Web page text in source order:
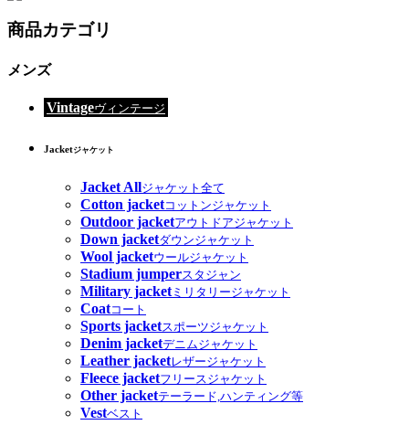
商品カテゴリ
メンズ
Vintageヴィンテージ
Jacketジャケット
Jacket Allジャケット全て
Cotton jacketコットンジャケット
Outdoor jacketアウトドアジャケット
Down jacketダウンジャケット
Wool jacketウールジャケット
Stadium jumperスタジャン
Military jacketミリタリージャケット
Coatコート
Sports jacketスポーツジャケット
Denim jacketデニムジャケット
Leather jacketレザージャケット
Fleece jacketフリースジャケット
Other jacketテーラード,ハンティング等
Vestベスト